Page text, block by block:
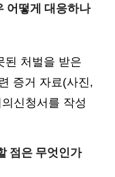
어떻게 대응하나
된 처벌을 받은
증거 자료(사진,
신청서를 작성
점은 무엇인가